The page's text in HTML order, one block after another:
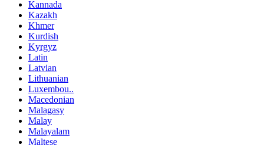
Kannada
Kazakh
Khmer
Kurdish
Kyrgyz
Latin
Latvian
Lithuanian
Luxembou..
Macedonian
Malagasy
Malay
Malayalam
Maltese